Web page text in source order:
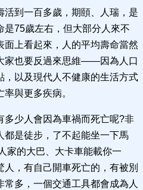
活到一百多歲，期頤、人瑞，是
是75歲左右，但大部分人來不
面上看起來，人的平均壽命當然
家也要反過來思維——因為人口
，以及現代人不健康的生活方式
與更多疾病。
多少人會因為車禍而死亡呢?非
都是徒步，了不起能坐一下馬
家的大巴、大卡車能載你一
，有自己開車死亡的，有被別
多，一個交通工具都會成為人